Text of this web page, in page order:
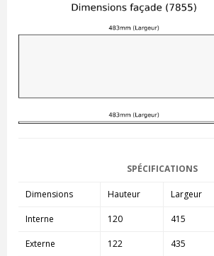
SPÉCIFICATIONS
Dimensions Hauteur Largeur
Interne 120 415
Externe 122 435